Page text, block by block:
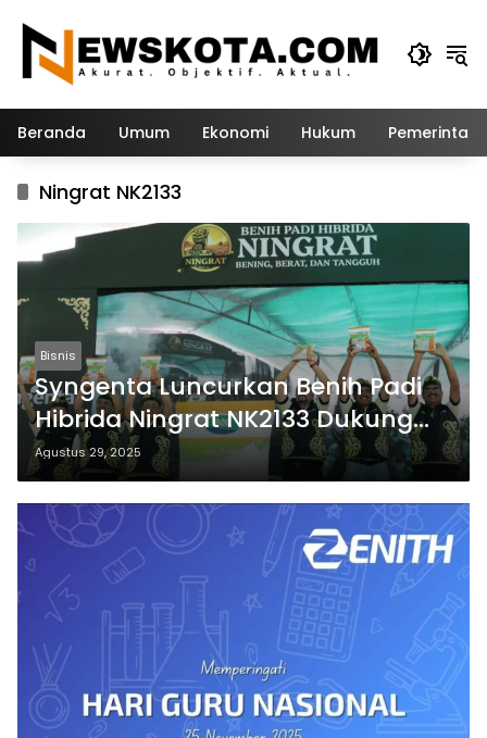
konten
Beranda Umum Ekonomi Hukum
Ningrat NK2133
Bisnis
Syngenta Luncurkan Benih Padi
Hibrida Ningrat NK2133 Dukung
Swasembada Beras
Agustus 29, 2025